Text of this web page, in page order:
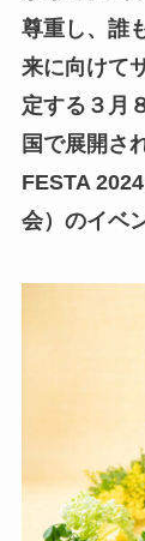
尊重し、誰
来に向けて
定する３月
国で展開さ
FESTA
会）のイベ